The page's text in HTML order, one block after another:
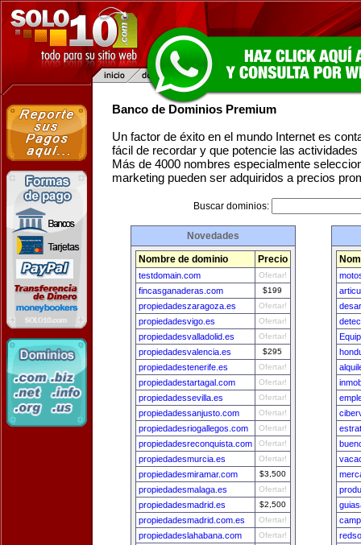
Banco de Dominios Premium
Un factor de éxito en el mundo Internet es
fácil de recordar y que potencie las
Más de 4000 nombres especialmente
marketing pueden ser adquiridos a precios
Buscar dominios:
Novedades
Nombre de dominio Precio
testdomain.com Ofertar!
fincasganaderas.com $199
propiedadeszaragoza.es Ofertar!
propiedadesvigo.es Ofertar!
propiedadesvalladolid.es Ofertar!
propiedadesvalencia.es $295
propiedadestenerife.es Ofertar!
propiedadestartagal.com Ofertar!
propiedadessevilla.es Ofertar!
propiedadessanjusto.com Ofertar!
propiedadesriogallegos.com Ofertar!
propiedadesreconquista.com Ofertar!
propiedadesmurcia.es Ofertar!
propiedadesmiramar.com $3,500
propiedadesmalaga.es Ofertar!
propiedadesmadrid.es $2,500
propiedadesmadrid.com.es Ofertar!
propiedadeslahabana.com Ofertar!